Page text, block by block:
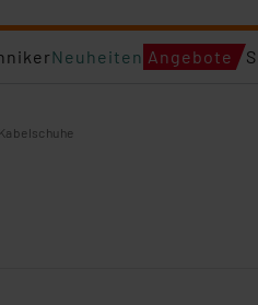
Neuheiten Angebote
Kabelschuhe